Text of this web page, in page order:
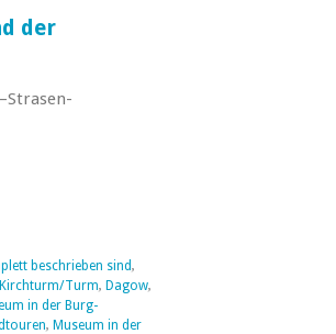
der
beschrieben sind,
Turm, Dagow,
in der Burg-
, Museum in der